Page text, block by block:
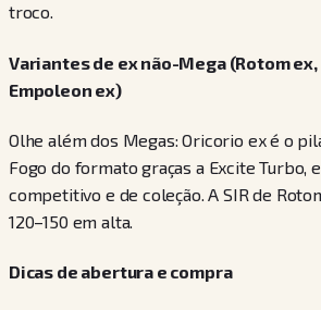
troco.
Variantes de ex não-Mega (Rotom
Empoleon ex)
Olhe além dos Megas: Oricorio ex é o
Fogo do formato graças a Excite Turbo,
competitivo e de coleção. A SIR de
120–150 em alta.
Dicas de abertura e compra